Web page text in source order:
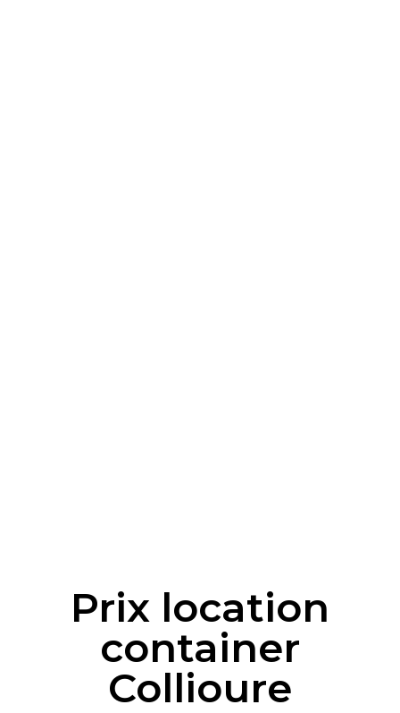
Prix location
container
Collioure